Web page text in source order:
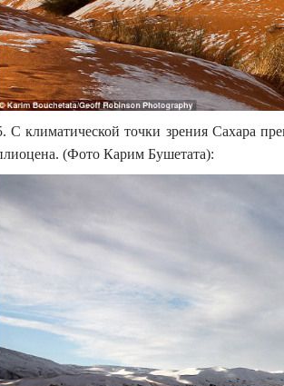
С климатической точки зрения Сахара
(Фото Карим Бушетата):